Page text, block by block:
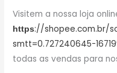
Visitem a nossa loja
https://shopee.com.br/
smtt=0.727240645-
todas as vendas para